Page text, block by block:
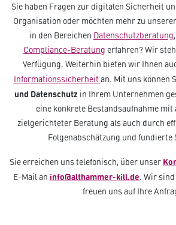
Sie haben Fragen zur digitalen Sicherheit
Organisation oder möchten mehr zu
in den Bereichen Datenschutzberatung,
Compliance-Beratung erfahren? Wir
Verfügung. Weiterhin bieten wir Ihnen
Informationssicherheit an. Mit uns können
und Datenschutz in Ihrem Unternehmen
eine konkrete Bestandsaufnahme
zielgerichteter Beratung als auch durch
Folgenabschätzung und fundierte
Sie erreichen uns telefonisch, über unser
E-Mail an info@althammer-kill.de. Wir
freuen uns auf Ihre